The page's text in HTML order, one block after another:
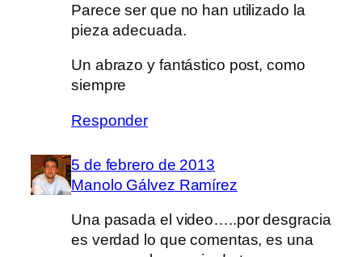
Parece ser que no han utilizado la
pieza adecuada.
Un abrazo y fantástico post, como
siempre
Responder
5 de febrero de 2013
Manolo Gálvez Ramírez
Una pasada el video…..por desgracia
es verdad lo que comentas, es una